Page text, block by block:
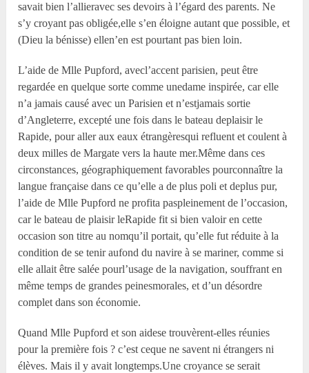
savait bien l’allieravec ses devoirs à l’égard des parents. Ne
s’y croyant pas obligée,elle s’en éloigne autant que possible, et
(Dieu la bénisse) ellen’en est pourtant pas bien loin.
L’aide de Mlle Pupford, avecl’accent parisien, peut être
regardée en quelque sorte comme unedame inspirée, car elle
n’a jamais causé avec un Parisien et n’estjamais sortie
d’Angleterre, excepté une fois dans le bateau deplaisir le
Rapide, pour aller aux eaux étrangèresqui refluent et coulent à
deux milles de Margate vers la haute mer.Même dans ces
circonstances, géographiquement favorables pourconnaître la
langue française dans ce qu’elle a de plus poli et deplus pur,
l’aide de Mlle Pupford ne profita paspleinement de l’occasion,
car le bateau de plaisir leRapide fit si bien valoir en cette
occasion son titre au nomqu’il portait, qu’elle fut réduite à la
condition de se tenir aufond du navire à se mariner, comme si
elle allait être salée pourl’usage de la navigation, souffrant en
même temps de grandes peinesmorales, et d’un désordre
complet dans son économie.
Quand Mlle Pupford et son aidese trouvèrent-elles réunies
pour la première fois ? c’est ceque ne savent ni étrangers ni
élèves. Mais il y avait longtemps.Une croyance se serait